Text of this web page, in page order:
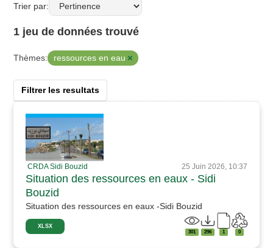
Trier par
1 jeu de données trouvé
Thèmes: ressources en eau
Filtrer les resultats
CRDA Sidi Bouzid 25 Juin 2026, 10:37
Situation des ressources en eaux - Sidi
Bouzid
Situation des ressources en eaux -Sidi Bouzid
XLSX
301 296 1 0